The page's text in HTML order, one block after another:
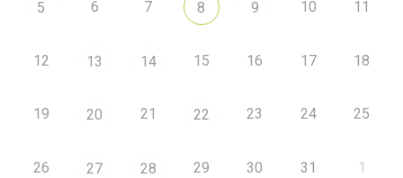
5 6 7 8 9 10 11
12 13 14 15 16 17 18
19 20 21 22 23 24 25
26 27 28 29 30 31 1